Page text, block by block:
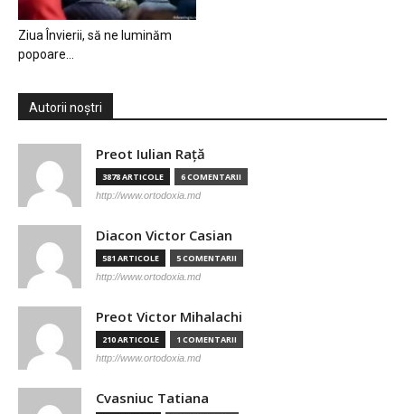
Ziua Învierii, să ne luminăm
popoare…
Autorii noștri
Preot Iulian Raţă
3878 ARTICOLE 6 COMENTARII
http://www.ortodoxia.md
Diacon Victor Casian
581 ARTICOLE 5 COMENTARII
http://www.ortodoxia.md
Preot Victor Mihalachi
210 ARTICOLE 1 COMENTARII
http://www.ortodoxia.md
Cvasniuc Tatiana